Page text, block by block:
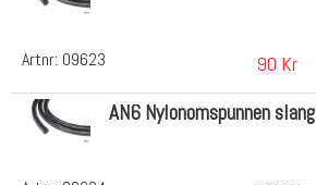
Artnr: 09623 90 Kr
AN6 Nylonomspunnen slang